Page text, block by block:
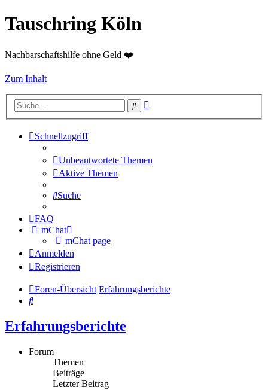
Tauschring Köln
Nachbarschaftshilfe ohne Geld ❤️
Zum Inhalt
Suche
Schnellzugriff
Unbeantwortete Themen
Aktive Themen
Suche
FAQ
mChat
mChat page
Anmelden
Registrieren
Foren-Übersicht Erfahrungsberichte
Suche
Erfahrungsberichte
Forum
Themen
Beiträge
Letzter Beitrag